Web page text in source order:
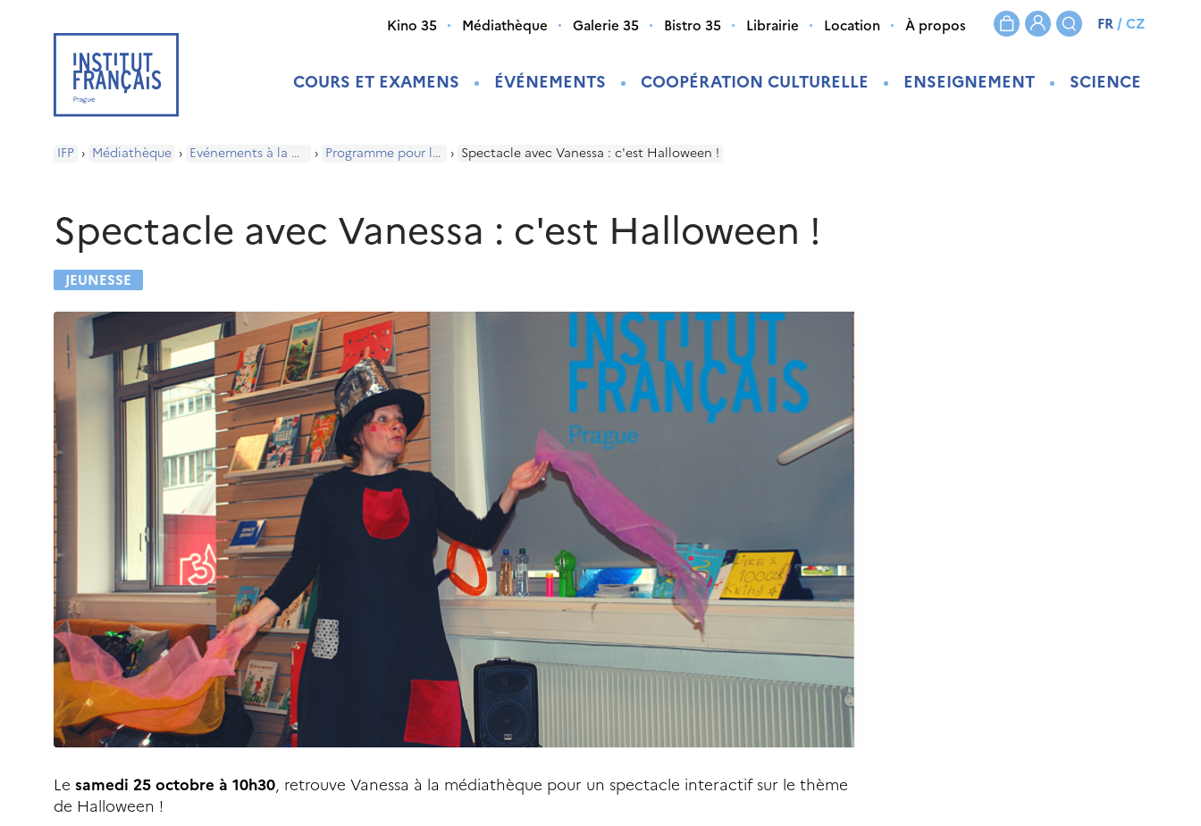
COURS ET EXAMENS ÉVÉNEMENTS COOPÉRATION CULTURELLE ENSEIGNEMENT SCIENCE
Kino 35 Médiathèque Galerie 35 Bistro 35 Librairie Location À propos FR/CZ
IFP › Médiathèque › Evénements à la médiathèque › Programme pour les enfants › Spectacle avec Vanessa : c'est Halloween !
Spectacle avec Vanessa : c'est Halloween !
JEUNESSE
Le samedi 25 octobre à 10h30, retrouve Vanessa à la médiathèque pour un spectacle interactif sur le thème
de Halloween !